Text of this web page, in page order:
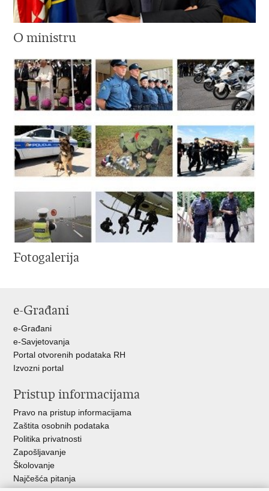
O ministru
Fotogalerija
e-Građani
e-Građani
e-Savjetovanja
Portal otvorenih podataka RH
Izvozni portal
Pristup informacijama
Pravo na pristup informacijama
Zaštita osobnih podataka
Politika privatnosti
Zapošljavanje
Školovanje
Najčešća pitanja